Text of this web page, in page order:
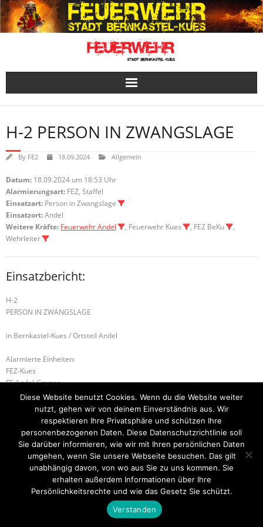
Skip
to
content
H-2 PERSON IN ZWANGSLAGE
By FE2 18.09.2024 Allgemein
Datum: 18.09.2024 um 18:53 Uhr
Alarmierungsart: FEZ, Staffel
Einsatzart: Person in Zwangslage
Einsatzort:Andel
Weitere Kräfte: Feuerwehr Andel , Feuerwehr Kues , FEZ BeKu
,
Wehrleiter
Einsatzbericht:
H-2
PERSON IN ZWANGSLAGE
in Bernkastel-Kues / Ortsteil Andel
Alarmierte Einheiten:
FEZ-Kues
FF-Andel-Gruppe
BeKu WL
Kues-Gruppe
B-2 BMA H-1 TIERRETTUNG
Startseite Einsätze Mitglied werden Über uns
Kontakt
Think Up Themes Ltd . Powered by
Diese Website benutzt Cookies. Wenn du die Website weiter
nutzt, gehen wir von deinem Einverständnis aus. Wir
respektieren Ihre Privatsphäre und schützen Ihre
personenbezogenen Daten. Diese Datenschutzrichtlinie soll
Sie darüber informieren, wie wir mit Ihren persönlichen Daten
umgehen, wenn Sie unsere Webseite besuchen. Das gilt
unabhängig davon, von wo aus Sie zu uns kommen. Sie
erhalten außerdem Informationen über Ihre
Persönlichkeitsrechte und wie das Gesetz Sie schützt.
Verstanden